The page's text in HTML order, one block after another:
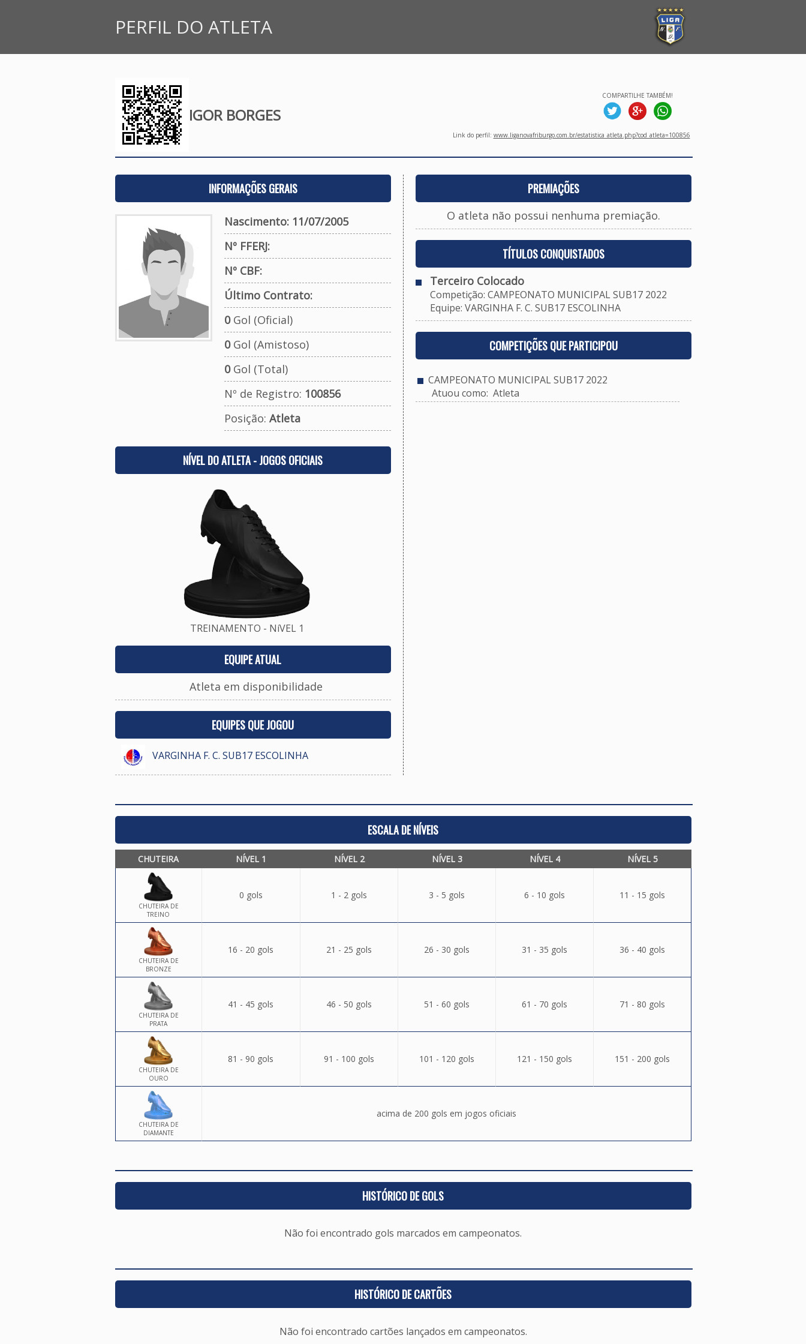
PERFIL DO ATLETA
IGOR BORGES
COMPARTILHE TAMBÉM!
Link do perfil: www.liganovafriburgo.com.br/estatistica_atleta.php?cod_atleta=100856
INFORMAÇÕES GERAIS
Nascimento: 11/07/2005
Nº FFERJ:
Nº CBF:
Último Contrato:
0Gol (Oficial)
0Gol (Amistoso)
0Gol (Total)
Nº de Registro: 100856
Posição: Atleta
NÍVEL DO ATLETA - JOGOS OFICIAIS
TREINAMENTO - NíVEL 1
EQUIPE ATUAL
Atleta em disponibilidade
EQUIPES QUE JOGOU
VARGINHA F. C. SUB17 ESCOLINHA
PREMIAÇÕES
O atleta não possui nenhuma premiação.
TÍTULOS CONQUISTADOS
Terceiro Colocado
Competição: CAMPEONATO MUNICIPAL SUB17 2022
Equipe: VARGINHA F. C. SUB17 ESCOLINHA
COMPETIÇÕES QUE PARTICIPOU
CAMPEONATO MUNICIPAL SUB17 2022
Atuou como: Atleta
ESCALA DE NÍVEIS
CHUTEIRA NÍVEL 1 NÍVEL 2 NÍVEL 3 NÍVEL 4 NÍVEL 5
CHUTEIRA DE
TREINO
0 gols 1 - 2 gols 3 - 5 gols 6 - 10 gols 11 - 15 gols
CHUTEIRA DE
BRONZE
16 - 20 gols 21 - 25 gols 26 - 30 gols 31 - 35 gols 36 - 40 gols
CHUTEIRA DE
PRATA
41 - 45 gols 46 - 50 gols 51 - 60 gols 61 - 70 gols 71 - 80 gols
CHUTEIRA DE
OURO
81 - 90 gols 91 - 100 gols 101 - 120 gols 121 - 150 gols 151 - 200 gols
CHUTEIRA DE
DIAMANTE
acima de 200 gols em jogos oficiais
HISTÓRICO DE GOLS
Não foi encontrado gols marcados em campeonatos.
HISTÓRICO DE CARTÕES
Não foi encontrado cartões lançados em campeonatos.